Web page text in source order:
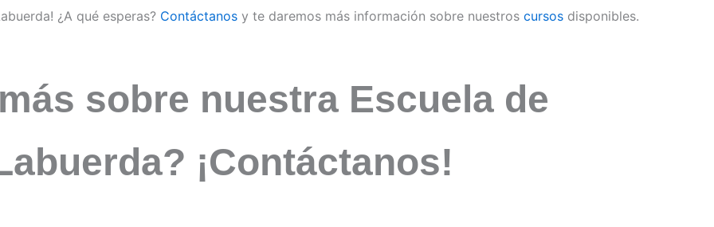
¿A qué esperas? Contáctanos y te daremos más información sobre nuestros cursos disponibles.
sobre nuestra Escuela de
¡Contáctanos!